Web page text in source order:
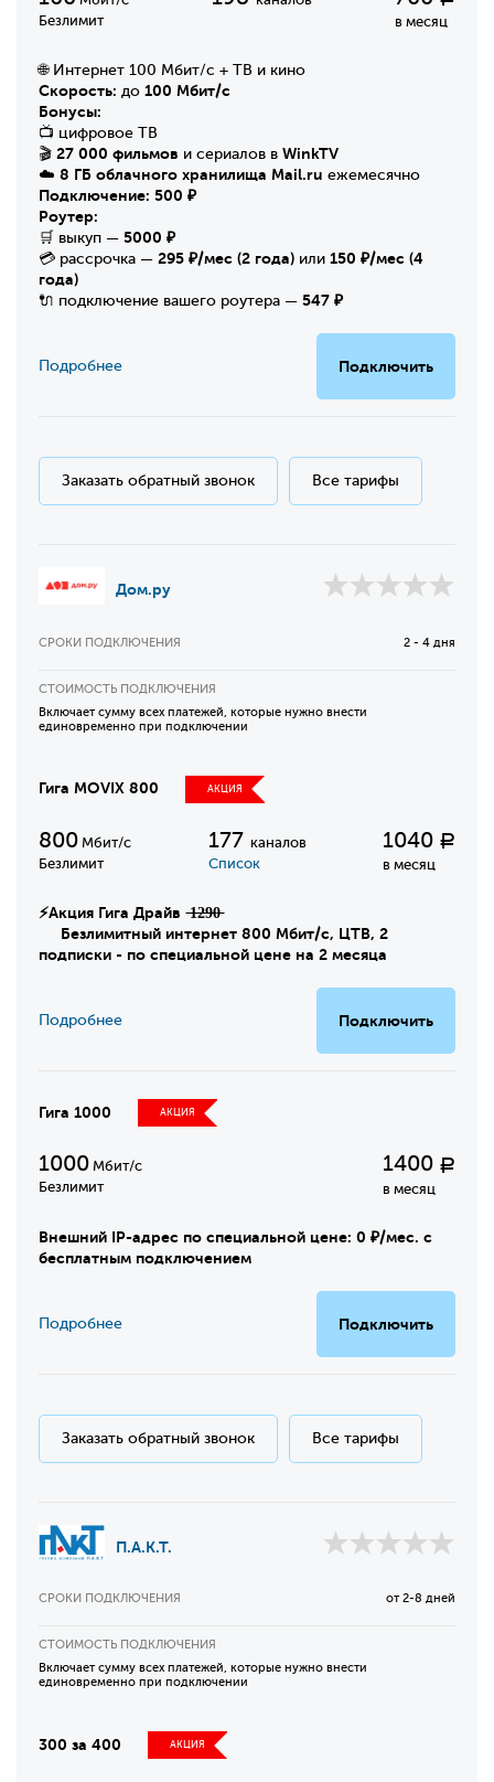
Безлимит
в месяц
🌐 Интернет 100 Мбит/с + ТВ и кино
Скорость: до 100 Мбит/с
Бонусы:
📺 цифровое ТВ
🎬 27 000 фильмов и сериалов в WinkTV
☁️ 8 ГБ облачного хранилища Mail.ru ежемесячно
Подключение: 500 ₽
Роутер:
🛒 выкуп — 5000 ₽
💳 рассрочка — 295 ₽/мес (2 года) или 150 ₽/мес (4
года)
🔌 подключение вашего роутера — 547 ₽
Подключить
Подробнее
Заказать обратный звонок Все тарифы
Дом.ру
СРОКИ ПОДКЛЮЧЕНИЯ 2 - 4 дня
СТОИМОСТЬ ПОДКЛЮЧЕНИЯ
Включает сумму всех платежей, которые нужно внести
единовременно при подключении
Гига MOVIX 800 АКЦИЯ
800 Мбит/с
Безлимит
177 каналов
Список
1040 Р
в месяц
⚡Акция Гига Драйв ̶1̶2̶9̶0̶
Безлимитный интернет 800 Мбит/с, ЦТВ, 2
подписки - по специальной цене на 2 месяца
Подключить
Подробнее
Гига 1000 АКЦИЯ
1000 Мбит/с
Безлимит
1400 Р
в месяц
Внешний IP-адрес по специальной цене: 0 ₽/мес. с
бесплатным подключением
Подключить
Подробнее
Заказать обратный звонок Все тарифы
П.А.К.Т.
СРОКИ ПОДКЛЮЧЕНИЯ от 2-8 дней
СТОИМОСТЬ ПОДКЛЮЧЕНИЯ
Включает сумму всех платежей, которые нужно внести
единовременно при подключении
300 за 400 АКЦИЯ